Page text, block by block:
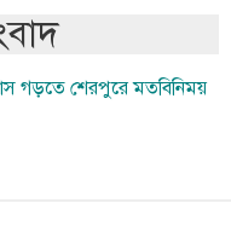
গড়তে শেরপুরে মতবিনিময়